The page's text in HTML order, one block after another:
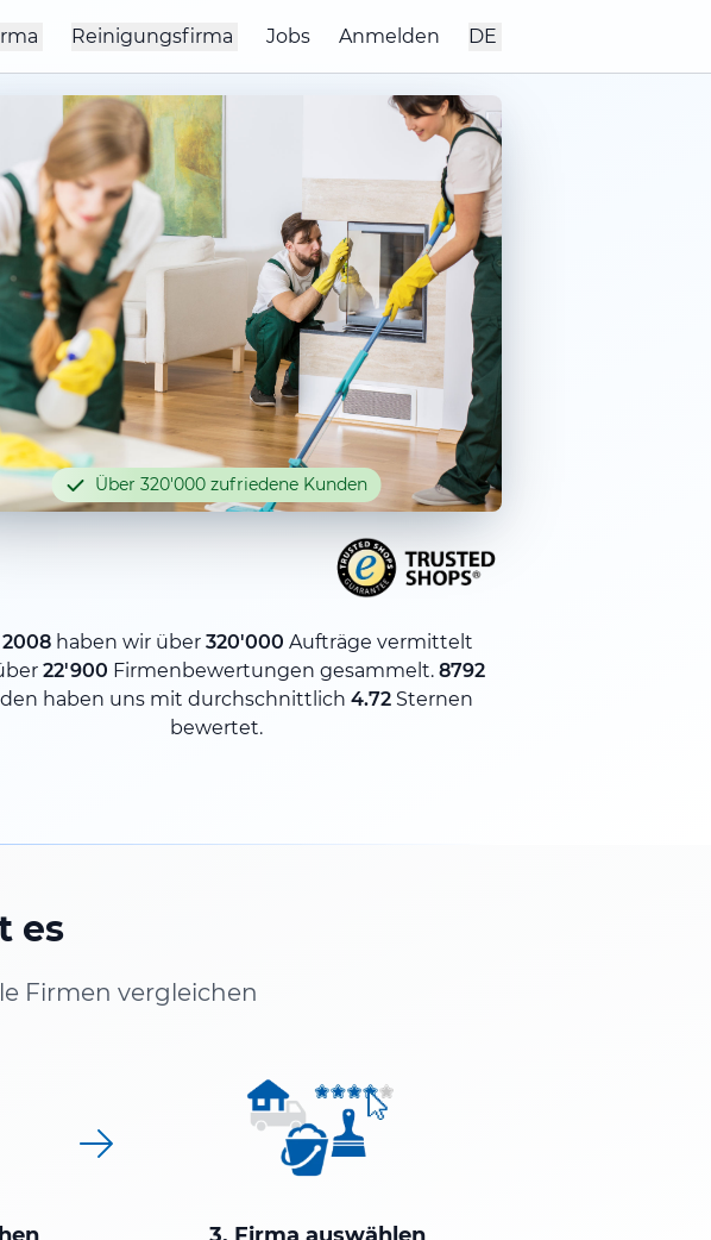
Reinigungsfirma Jobs Anmelden DE
Über 320'000 zufriedene Kunden
2008haben wir über 320'000 Aufträge vermittelt
22'900 Firmenbewertungen gesammelt. 8792
haben uns mit durchschnittlich 4.72Sternen
bewertet.
es
Firmen vergleichen